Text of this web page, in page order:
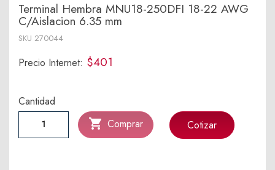
Terminal Hembra MNU18-250DFI 18-22 AWG
C/Aislacion 6.35 mm
SKU 270044
Precio Internet: $401
Cantidad
 Comprar Cotizar